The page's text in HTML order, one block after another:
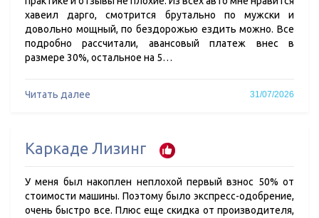
хавеил дарго, смотрится брутально по мужски и
довольно мощный, по бездорожью ездить можно. Все
подробно рассчитали, авансовый платеж внес в
размере 30%, остальное на 5…
Читать далее 31/07/2026
Каркаде Лизинг
У меня был накоплен неплохой первый взнос 50% от
стоимости машины. Поэтому было экспресс-одобрение,
очень быстро все. Плюс еще скидка от производителя,